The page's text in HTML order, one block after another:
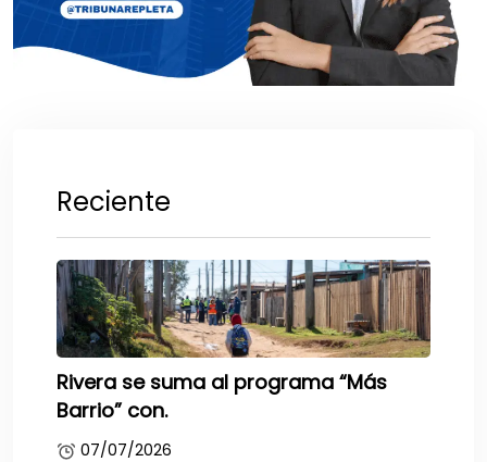
Reciente
Rivera se suma al programa “Más
Barrio” con.
07/07/2026